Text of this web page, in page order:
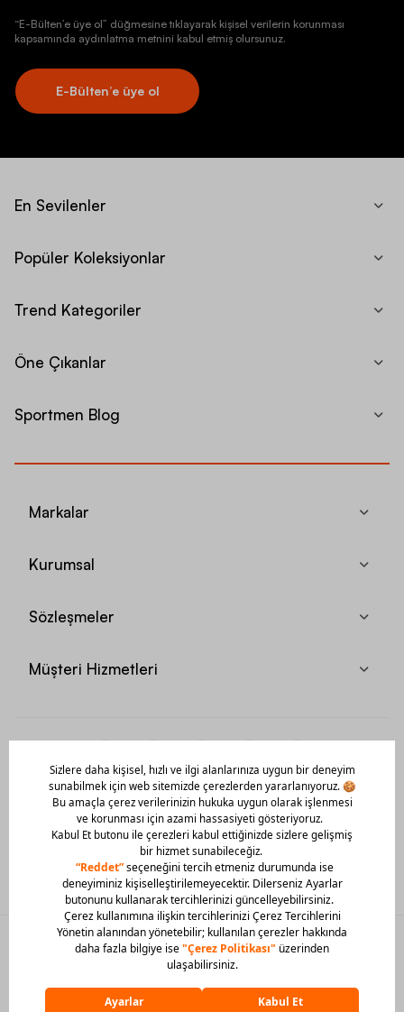
“E-Bülten’e üye ol” düğmesine tıklayarak kişisel verilerin korunması
kapsamında aydınlatma metnini kabul etmiş olursunuz.
E-Bülten’e üye ol
En Sevilenler
Popüler Koleksiyonlar
Trend Kategoriler
Öne Çıkanlar
Sportmen Blog
Markalar
Kurumsal
Sözleşmeler
Müşteri Hizmetleri
Mobil Uygulamamızı Hemen İndir!
© 2026 Barcin Tüm Hakları Saklıdır